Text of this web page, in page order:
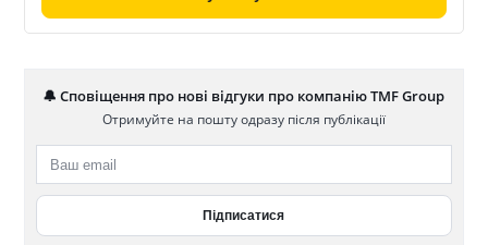
🔔 Сповіщення про нові відгуки про компанію TMF Group
Отримуйте на пошту одразу після публікації